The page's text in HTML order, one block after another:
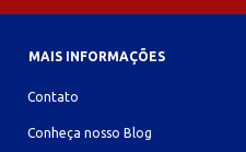
MAIS INFORMAÇÕES
Contato
Conheça nosso Blog